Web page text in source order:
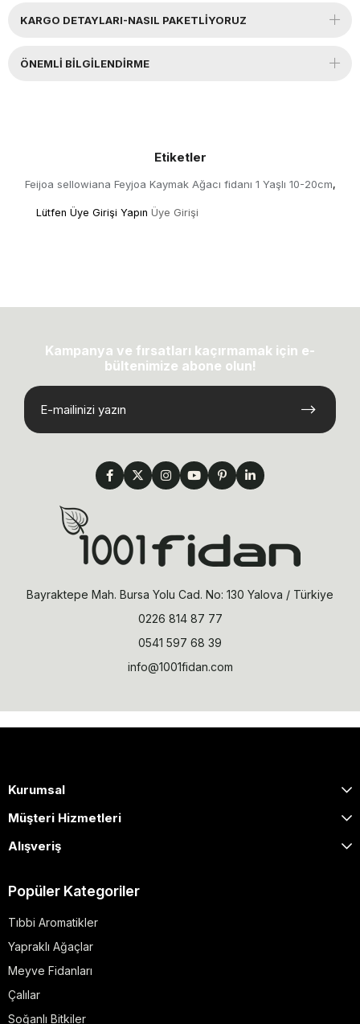
KARGO DETAYLARI-NASIL PAKETLİYORUZ
ÖNEMLI BILGILENDIRME
Etiketler
Feijoa sellowiana Feyjoa Kaymak Ağacı fidanı 1 Yaşlı 10-20cm,
Lütfen Üye Girişi Yapın Üye Girişi
Kampanya ve fırsatları kaçırmamak için e-
bültenimize abone olun!
Bayraktepe Mah. Bursa Yolu Cad. No: 130 Yalova / Türkiye
0226 814 87 77
0541 597 68 39
info@1001fidan.com
Kurumsal
Müşteri Hizmetleri
Alışveriş
Popüler Kategoriler
Tıbbi Aromatikler
Yapraklı Ağaçlar
Meyve Fidanları
Çalılar
Soğanlı Bitkiler